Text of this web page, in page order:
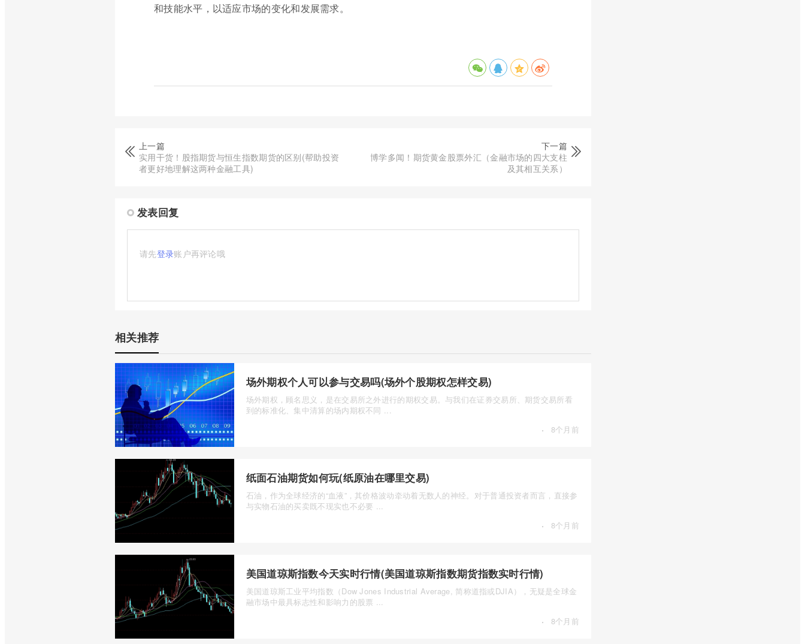
和技能水平，以适应市场的变化和发展需求。
上一篇
实用干货！股指期货与恒生指数期货的区别(帮助投资
者更好地理解这两种金融工具)
下一篇
博学多闻！期货黄金股票外汇（金融市场的四大支柱
及其相互关系）
发表回复
请先登录账户再评论哦
相关推荐
场外期权个人可以参与交易吗(场外个股期权怎样交易)
场外期权，顾名思义，是在交易所之外进行的期权交易。与我们在证券交易所、期货交易所看
到的标准化、集中清算的场内期权不同 ...
· 8个月前
纸面石油期货如何玩(纸原油在哪里交易)
石油，作为全球经济的“血液”，其价格波动牵动着无数人的神经。对于普通投资者而言，直接参
与实物石油的买卖既不现实也不必要 ...
· 8个月前
美国道琼斯指数今天实时行情(美国道琼斯指数期货指数实时行情)
美国道琼斯工业平均指数（Dow Jones Industrial Average, 简称道指或DJIA），无疑是全球金
融市场中最具标志性和影响力的股票 ...
· 8个月前